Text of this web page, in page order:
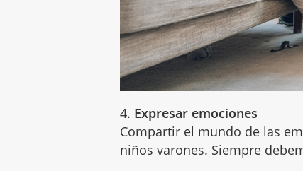
4. Expresar emociones
Compartir el mundo de las
niños varones. Siempre